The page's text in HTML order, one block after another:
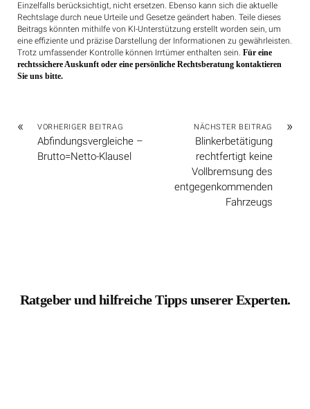
Einzelfalls berücksichtigt, nicht ersetzen. Ebenso kann sich die aktuelle
Rechtslage durch neue Urteile und Gesetze geändert haben. Teile dieses
Beitrags könnten mithilfe von KI-Unterstützung erstellt worden sein, um
eine effiziente und präzise Darstellung der Informationen zu gewährleisten.
Trotz umfassender Kontrolle können Irrtümer enthalten sein. Für eine
rechtssichere Auskunft oder eine persönliche Rechtsberatung kontaktieren
Sie uns bitte.
« VORHERIGER BEITRAG
Abfindungsvergleiche –
Brutto=Netto-Klausel
»
NÄCHSTER BEITRAG
Blinkerbetätigung
rechtfertigt keine
Vollbremsung des
entgegenkommenden
Fahrzeugs
Ratgeber und hilfreiche Tipps unserer Experten.